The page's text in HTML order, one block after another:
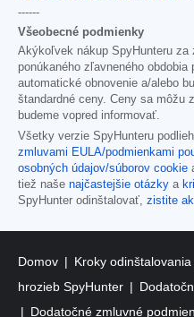
------
Všeobecné podmienky
Akýkoľvek nákup SpyHunteru za
ponúkaného zľavneného
automatické obnovenie a/alebo
štandardné ceny. Ceny sa môžu
budeme vopred informovať.
Všetky verzie SpyHunteru
zmluvami EULA/podmienkami
osobných údajov/súborov cookie
tiež naše najčastejšie otázky a
SpyHunter odinštalovať, zistite
Domov Kroky
hrozieb SpyHunter
Dodatočné zmluvné